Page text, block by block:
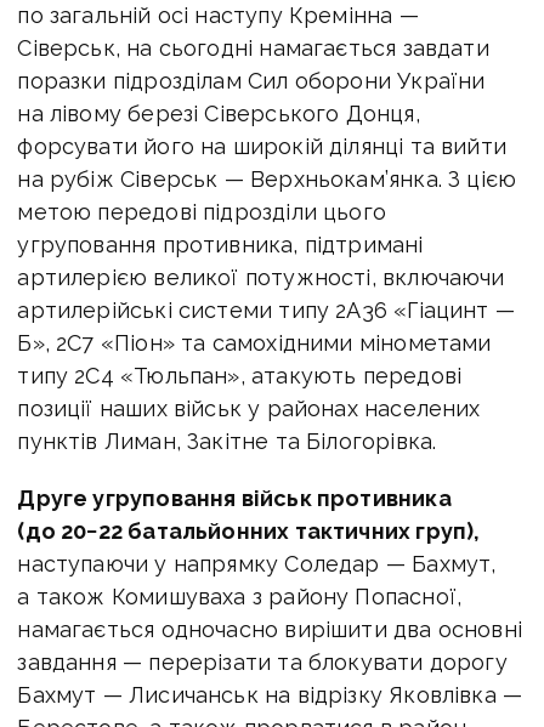
по загальній осі наступу Кремінна —
Сіверськ, на сьогодні намагається завдати
поразки підрозділам Сил оборони України
на лівому березі Сіверського Донця,
форсувати його на широкій ділянці та вийти
на рубіж Сіверськ — Верхньокам’янка. З цією
метою передові підрозділи цього
угруповання противника, підтримані
артилерією великої потужності, включаючи
артилерійські системи типу 2А36 «Гіацинт —
Б», 2С7 «Піон» та самохідними мінометами
типу 2С4 «Тюльпан», атакують передові
позиції наших військ у районах населених
пунктів Лиман, Закітне та Білогорівка.
Друге угруповання військ противника
(до 20−22 батальйонних тактичних груп),
наступаючи у напрямку Соледар — Бахмут,
а також Комишуваха з району Попасної,
намагається одночасно вирішити два основні
завдання — перерізати та блокувати дорогу
Бахмут — Лисичанськ на відрізку Яковлівка —